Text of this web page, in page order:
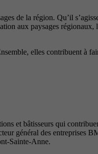
de la région. Qu’il
aux paysages régionaux,
elles contribuent à
et bâtisseurs qui
général des entreprises
Sainte-Anne.